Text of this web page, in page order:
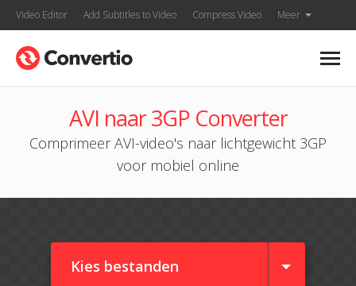
Video Editor Add Subtitles to Video Compress Video Meer
AVI naar 3GP Converter
Comprimeer AVI-video's naar lichtgewicht 3GP
voor mobiel online
Kies bestanden